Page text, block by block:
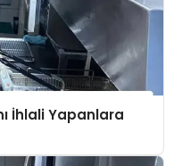
İhlali Yapanlara